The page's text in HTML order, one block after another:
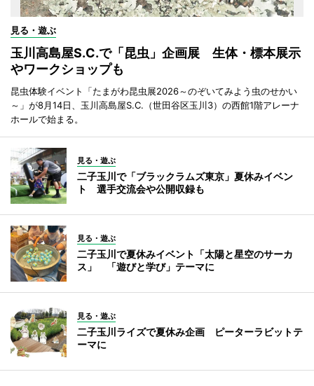
見る・遊ぶ
玉川高島屋S.C.で「昆虫」企画展 生体・標本展示
やワークショップも
昆虫体験イベント「たまがわ昆虫展2026～のぞいてみよう虫のせかい
～」が8月14日、玉川高島屋S.C.（世田谷区玉川3）の西館1階アレーナ
ホールで始まる。
見る・遊ぶ
二子玉川で「ブラックラムズ東京」夏休みイベン
ト 選手交流会や公開収録も
見る・遊ぶ
二子玉川で夏休みイベント「太陽と星空のサーカ
ス」 「遊びと学び」テーマに
見る・遊ぶ
二子玉川ライズで夏休み企画 ピーターラビットテ
ーマに